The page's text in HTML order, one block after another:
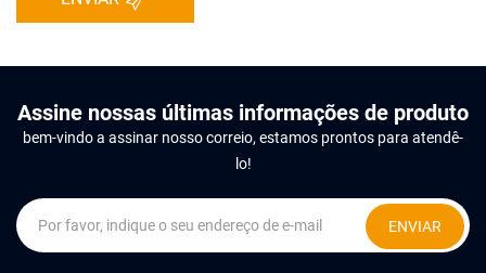
Assine nossas últimas informações de produto
bem-vindo a assinar nosso correio, estamos prontos para atendê-
lo!
ENVIAR